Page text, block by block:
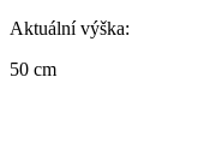
Aktuální výška:
50 cm